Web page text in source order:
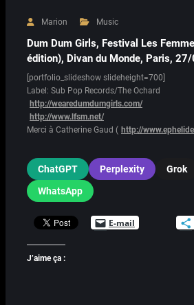
Marion Music
Dum Dum Girls, Festival Les
édition), Divan du Monde, Paris,
[portfolio_slideshow slideheight=700]
Label: Sub Pop Records/The Ochard
http://wearedumdumgirls.com/
http://www.lfsm.net/
Merci à Catherine Gaud ( http://
ChatGPT Perplexity Grok
WhatsApp
E-mail
J’aime ça :